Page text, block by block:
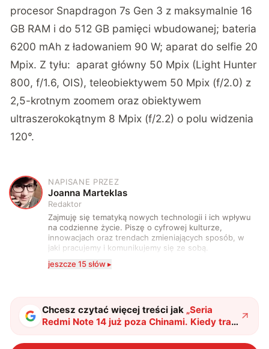
procesor Snapdragon 7s Gen 3 z maksymalnie 16
GB RAM i do 512 GB pamięci wbudowanej; bateria
6200 mAh z ładowaniem 90 W; aparat do selfie 20
Mpix. Z tyłu: aparat główny 50 Mpix (Light Hunter
800, f/1.6, OIS), teleobiektywem 50 Mpix (f/2.0) z
2,5-krotnym zoomem oraz obiektywem
ultraszerokokątnym 8 Mpix (f/2.2) o polu widzenia
120°.
J
NAPISANE PRZEZ
Joanna Marteklas
Redaktor
Zajmuję się tematyką nowych technologii i ich wpływu
na codzienne życie. Piszę o cyfrowej kulturze,
innowacjach oraz trendach zmieniających sposób, w
jaki pracujemy i komunikujemy się ze sobą.
technologii a współczesną popkulturą. W wolnych
jeszcze 15 słów ▸
Chcesz czytać więcej treści jak „Seria
Redmi Note 14 już poza Chinami. Kiedy trafi
do Polski?"?